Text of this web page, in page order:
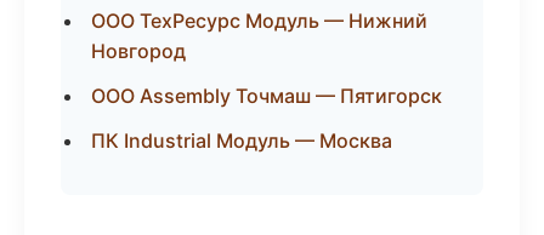
ООО ТехРесурс Модуль — Нижний
Новгород
ООО Assembly Точмаш — Пятигорск
ПК Industrial Модуль — Москва